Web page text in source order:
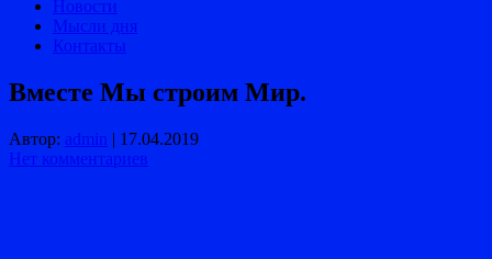
Новости
Мысли дня
Контакты
Вместе Мы строим Мир.
Автор: admin | 17.04.2019
Нет комментариев